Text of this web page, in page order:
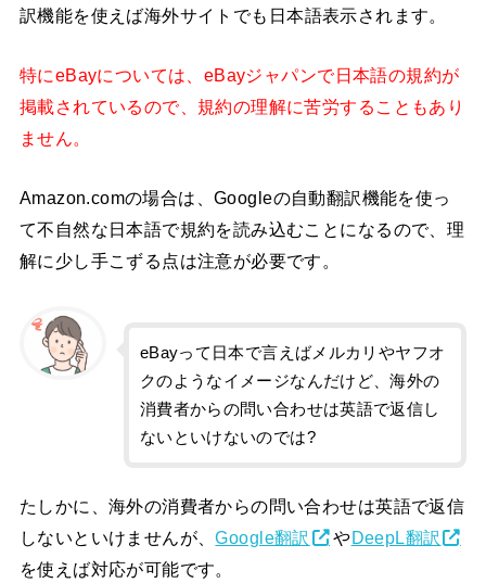
訳機能を使えば海外サイトでも日本語表示されます。
特にeBayについては、eBayジャパンで日本語の規約が
掲載されているので、規約の理解に苦労することもあり
ません。
Amazon.comの場合は、Googleの自動翻訳機能を使っ
て不自然な日本語で規約を読み込むことになるので、理
解に少し手こずる点は注意が必要です。
eBayって日本で言えばメルカリやヤフオ
クのようなイメージなんだけど、海外の
消費者からの問い合わせは英語で返信し
ないといけないのでは?
たしかに、海外の消費者からの問い合わせは英語で返信
しないといけませんが、Google翻訳 やDeepL翻訳
を使えば対応が可能です。